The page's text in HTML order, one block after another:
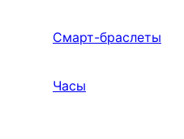
Смарт-браслеты
Часы